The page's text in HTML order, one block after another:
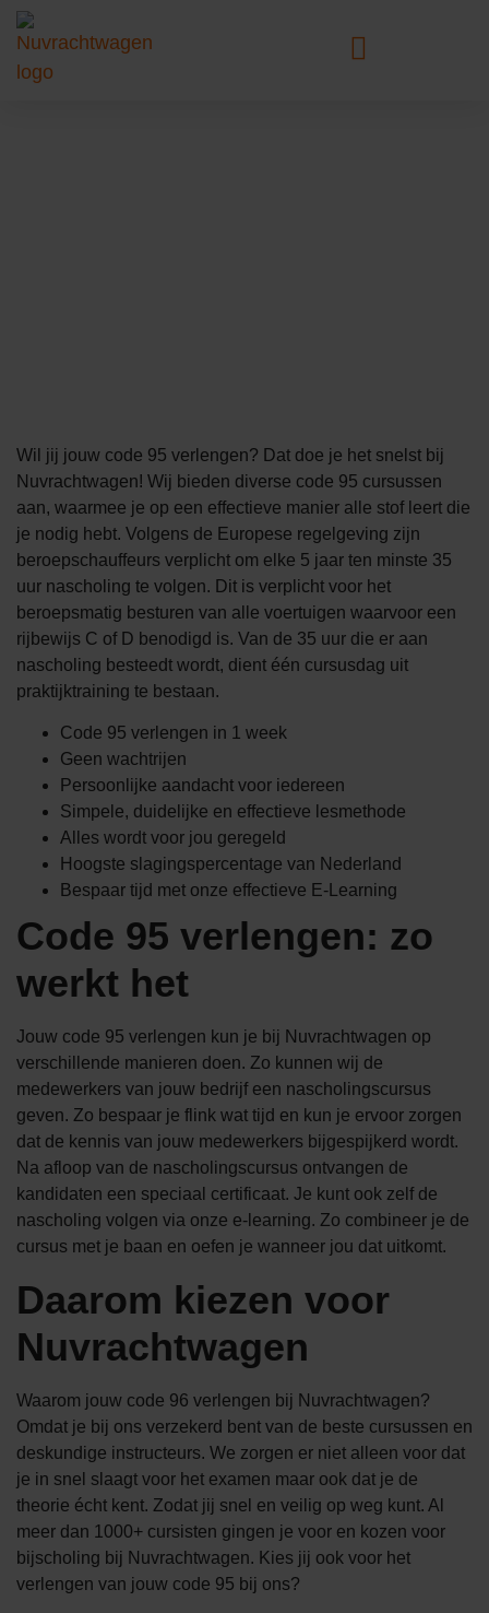
Wil jij jouw code 95 verlengen? Dat doe je het snelst bij
Nuvrachtwagen! Wij bieden diverse code 95 cursussen
aan, waarmee je op een effectieve manier alle stof leert die
je nodig hebt. Volgens de Europese regelgeving zijn
beroepschauffeurs verplicht om elke 5 jaar ten minste 35
uur nascholing te volgen. Dit is verplicht voor het
beroepsmatig besturen van alle voertuigen waarvoor een
rijbewijs C of D benodigd is. Van de 35 uur die er aan
nascholing besteedt wordt, dient één cursusdag uit
praktijktraining te bestaan.
Code 95 verlengen in 1 week
Geen wachtrijen
Persoonlijke aandacht voor iedereen
Simpele, duidelijke en effectieve lesmethode
Alles wordt voor jou geregeld
Hoogste slagingspercentage van Nederland
Bespaar tijd met onze effectieve E-Learning
Code 95 verlengen: zo
werkt het
Jouw code 95 verlengen kun je bij Nuvrachtwagen op
verschillende manieren doen. Zo kunnen wij de
medewerkers van jouw bedrijf een nascholingscursus
geven. Zo bespaar je flink wat tijd en kun je ervoor zorgen
dat de kennis van jouw medewerkers bijgespijkerd wordt.
Na afloop van de nascholingscursus ontvangen de
kandidaten een speciaal certificaat. Je kunt ook zelf de
nascholing volgen via onze e-learning. Zo combineer je de
cursus met je baan en oefen je wanneer jou dat uitkomt.
Daarom kiezen voor
Nuvrachtwagen
Waarom jouw code 96 verlengen bij Nuvrachtwagen?
Omdat je bij ons verzekerd bent van de beste cursussen en
deskundige instructeurs. We zorgen er niet alleen voor dat
je in snel slaagt voor het examen maar ook dat je de
theorie écht kent. Zodat jij snel en veilig op weg kunt. Al
meer dan 1000+ cursisten gingen je voor en kozen voor
bijscholing bij Nuvrachtwagen. Kies jij ook voor het
verlengen van jouw code 95 bij ons?